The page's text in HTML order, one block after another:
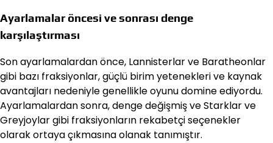
Ayarlamalar öncesi ve sonrası denge
karşılaştırması
Son ayarlamalardan önce, Lannisterlar ve Baratheonlar
gibi bazı fraksiyonlar, güçlü birim yetenekleri ve kaynak
avantajları nedeniyle genellikle oyunu domine ediyordu.
Ayarlamalardan sonra, denge değişmiş ve Starklar ve
Greyjoylar gibi fraksiyonların rekabetçi seçenekler
olarak ortaya çıkmasına olanak tanımıştır.